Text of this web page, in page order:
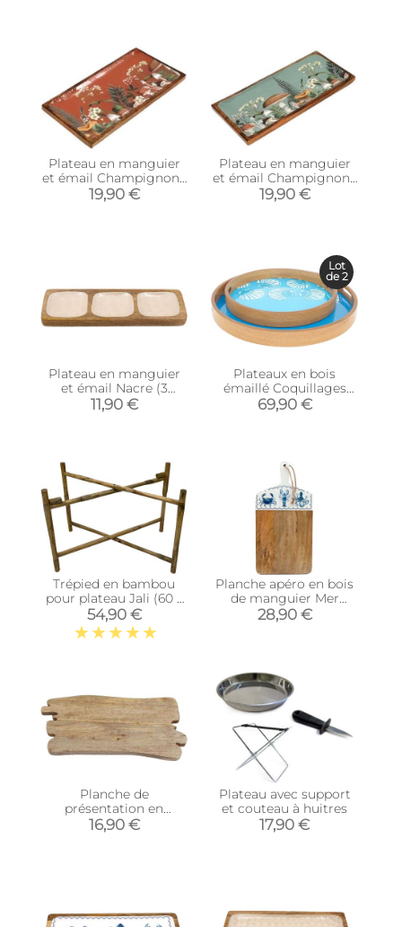
Plateau en manguier
et émail Champignons
(Marron)
19,90 €
Plateau en manguier
et émail Champignons
(Vert)
19,90 €
Plateau en manguier
et émail Nacre (3
blocs)
11,90 €
Plateaux en bois
émaillé Coquillages
(Lot de 2)
69,90 €
Lot
de 2
Trépied en bambou
pour plateau Jali (60 x
56 x 45 cm)
54,90 €
Planche apéro en bois
de manguier Mer
(Rectangulaire)
28,90 €
Planche de
présentation en
manguier 45 x 23 cm
16,90 €
Plateau avec support
et couteau à huitres
17,90 €